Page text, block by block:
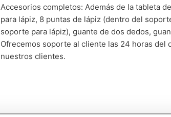
Accesorios completos: Además de la tableta
para lápiz, 8 puntas de lápiz (dentro del
soporte para lápiz), guante de dos dedos,
Ofrecemos soporte al cliente las 24 horas del
nuestros clientes.